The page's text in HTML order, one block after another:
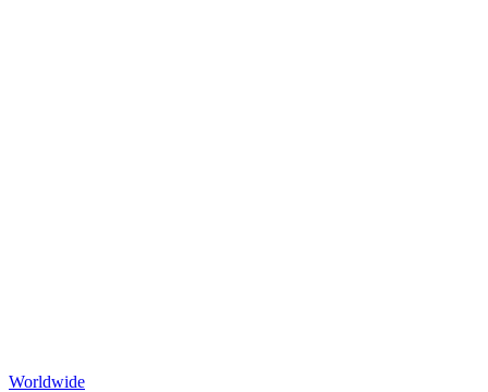
Worldwide